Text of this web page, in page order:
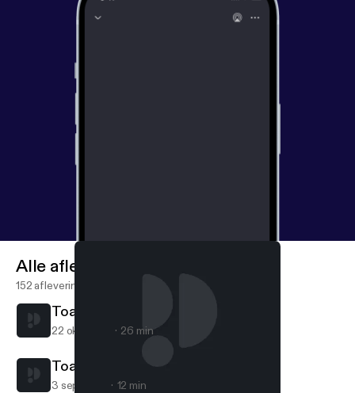
Alle afleveringen
152 afleveringen
Toast With Carrie - Mike Ratcliffe
22 okt 2020 26 min
Toast With Carrie - Den Human
3 sep 2020 12 min